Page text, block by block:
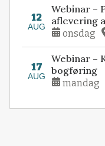
12
AUG
Webinar –
aflevering
onsdag
17
AUG
Webinar –
bogføring
mandag